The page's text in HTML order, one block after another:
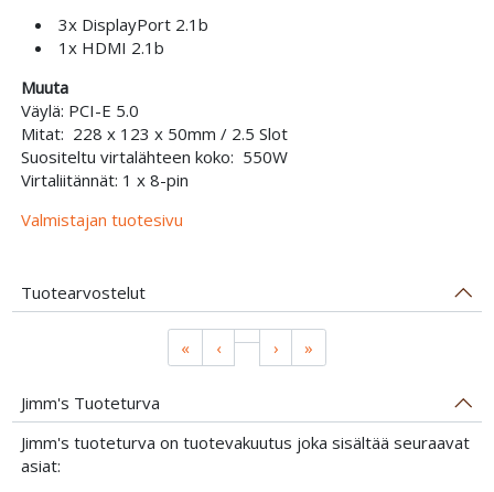
3x DisplayPort 2.1b
1x HDMI 2.1b
Muuta
Väylä: PCI-E 5.0
Mitat: 228 x 123 x 50mm / 2.5 Slot
Suositeltu virtalähteen koko: 550W
Virtaliitännät: 1 x 8-pin
Valmistajan tuotesivu
Tuotearvostelut
« ‹ › »
Jimm's Tuoteturva
Jimm's tuoteturva on tuotevakuutus joka sisältää seuraavat
asiat: